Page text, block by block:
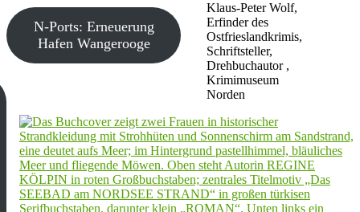
Klaus-Peter Wolf,
Erfinder des
Ostfrieslandkrimis,
Schriftsteller,
Drehbuchautor ,
Krimimuseum
Norden
N-Ports: Erneuerung
Hafen Wangerooge